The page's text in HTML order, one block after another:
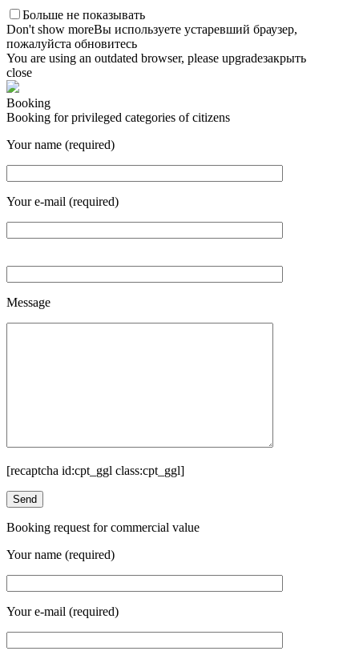
Больше не показывать
Don't show moreВы используете устаревший браузер,
пожалуйста обновитесь
You are using an outdated browser, please upgradeзакрыть
close
Booking
Booking for privileged categories of citizens
Your name (required)
Your e-mail (required)
Message
[recaptcha id:cpt_ggl class:cpt_ggl]
Booking request for commercial value
Your name (required)
Your e-mail (required)